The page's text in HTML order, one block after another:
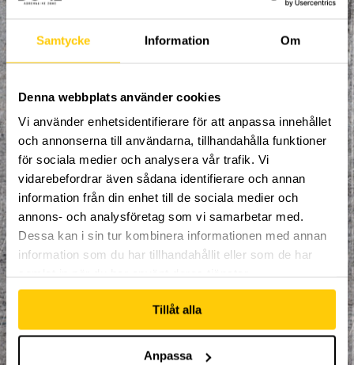
Samtycke Information Om
Denna webbplats använder cookies
Vi använder enhetsidentifierare för att anpassa innehållet
och annonserna till användarna, tillhandahålla funktioner
för sociala medier och analysera vår trafik. Vi
vidarebefordrar även sådana identifierare och annan
information från din enhet till de sociala medier och
annons- och analysföretag som vi samarbetar med.
Dessa kan i sin tur kombinera informationen med annan
information som du har tillhandahållit eller som de har
Tillåt alla
Anpassa
FÖR ATT KOMMA TILL
ANMÄLAN, VÄNLIGEN
största extremsportsarena.
Varje söndag från och med 8/9 (vecka 36)
till och med 15/12 (vecka 50) genomförs 1
h organiserad träning anpassad för barn
och ungdomar med NPF-diagnoser.
Träningen genomförs med stöd av NPF-
höstlov.
Nyttja 6000 kvadratmeter av äventyr
individs förmåga, men för den som vill
träna på egen hand finns även den